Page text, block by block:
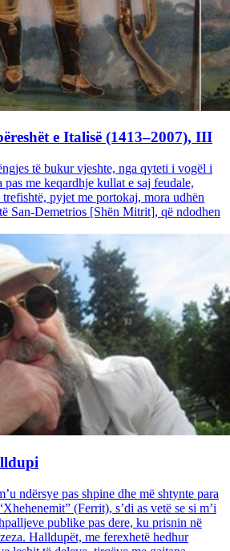
e Italisë (1413–2007), III
të bukur vjeshte, nga qyteti i vogël i
me keqardhje kullat e saj feudale,
pyjet me portokaj, mora udhën
San-Demetrios [Shën Mitrit], që ndodhen
ndërsye pas shpine dhe më shtynte para
(Ferrit), s’di as vetë se si m’i
publike pas dere, ku prisnin në
Halldupët, me ferexhetë hedhur